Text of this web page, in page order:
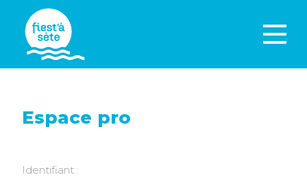
Espace pro
Identifiant :